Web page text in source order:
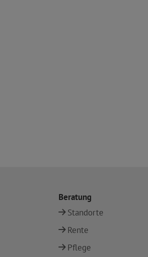
Beratung
Standorte
Rente
Pflege